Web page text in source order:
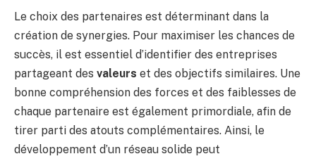
Le choix des partenaires est déterminant dans la
création de synergies. Pour maximiser les chances de
succès, il est essentiel d’identifier des entreprises
partageant des valeurs et des objectifs similaires. Une
bonne compréhension des forces et des faiblesses de
chaque partenaire est également primordiale, afin de
tirer parti des atouts complémentaires. Ainsi, le
développement d’un réseau solide peut